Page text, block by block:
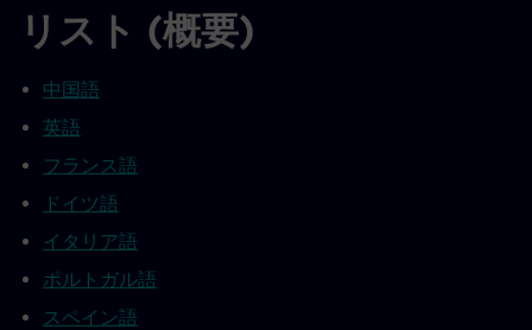
リスト (概要)
中国語
英語
フランス語
ドイツ語
イタリア語
ポルトガル語
スペイン語